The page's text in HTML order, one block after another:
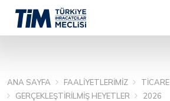
ANA SAYFA FAALIYETLERIMIZ
GERÇEKLEŞTIRILMIŞ HEYETLER
2026